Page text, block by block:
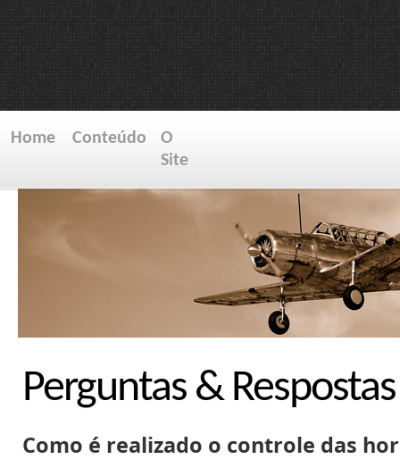
Home Conteúdo
O
Site
Perguntas & Respostas
Como é realizado o controle das